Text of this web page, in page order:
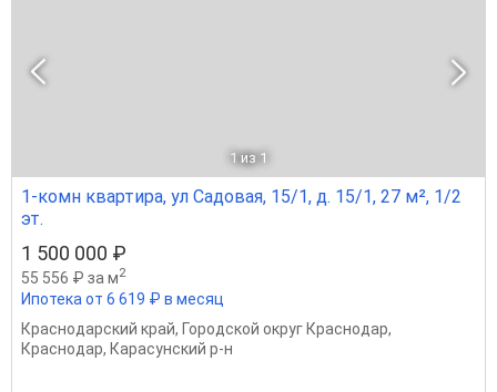
1 из 1
1-комн квартира, ул Садовая, 15/1, д. 15/1, 27 м², 1/2
эт.
1 500 000 ₽
55 556 ₽ за м2
Ипотека от 6 619 ₽ в месяц
Краснодарский край, Городской округ Краснодар,
Краснодар, Карасунский р-н